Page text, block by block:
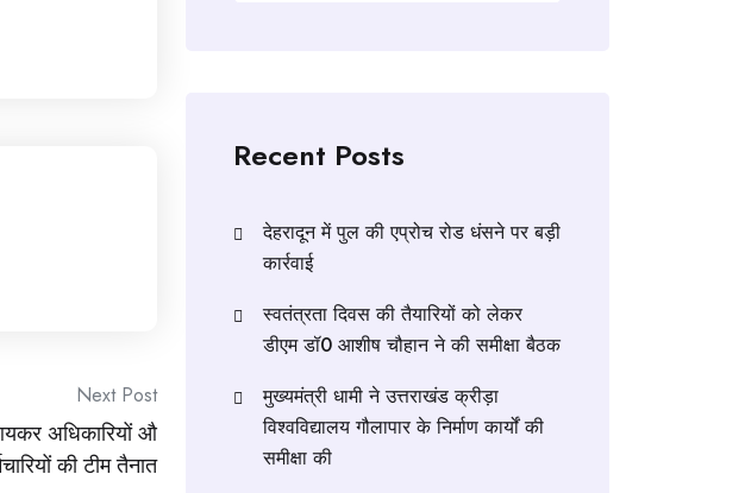
Next Post
अधिकारियों औ
की टीम तैनात
Recent Posts
देहरादून में पुल की एप्रोच रोड धंसने पर बड़ी
कार्रवाई
स्वतंत्रता दिवस की तैयारियों को लेकर
डीएम डॉ0 आशीष चौहान ने की समीक्षा बैठक
मुख्यमंत्री धामी ने उत्तराखंड क्रीड़ा
विश्वविद्यालय गौलापार के निर्माण कार्यों की
समीक्षा की